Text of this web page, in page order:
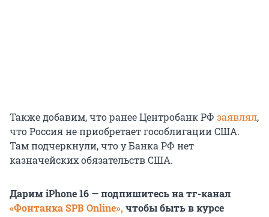
Также добавим, что ранее Центробанк РФ заявлял,
что Россия не приобретает гособлигации США.
Там подчеркнули, что у Банка РФ нет
казначейских обязательств США.
Дарим iPhone 16 — подпишитесь на тг-канал
«Фонтанка SPB Online»,чтобы быть в курсе